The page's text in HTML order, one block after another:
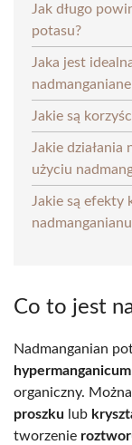
Jak długo
potasu?
Jaka jest
Jakie są
Jakie
użyciu
Jakie są efekty
Co to jest
Nadmanganian
hypermanganicum
organiczny.
proszku lub
tworzenie